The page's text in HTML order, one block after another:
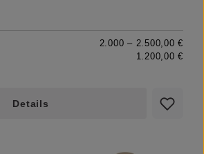
2.000 – 2.500,00 €
1.200,00 €
Details